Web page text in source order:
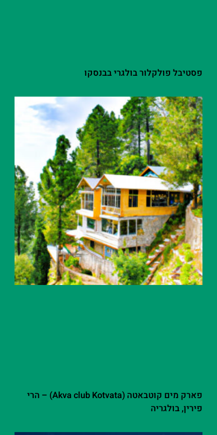
פסטיבל פולקלור בולגרי בבנסקו
פארק מים קוטבאטה (Akva club Kotvata) – הרי
פירין, בולגריה